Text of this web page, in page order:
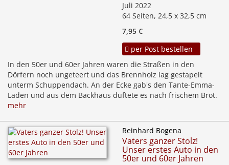
Juli 2022
64 Seiten, 24,5 x 32,5 cm
7,95 €
per Post bestellen
In den 50er und 60er Jahren waren die Straßen in den
Dörfern noch ungeteert und das Brennholz lag gestapelt
unterm Schuppendach. An der Ecke gab's den Tante-Emma-
Laden und aus dem Backhaus duftete es nach frischem Brot.
mehr
Reinhard Bogena
Vaters ganzer Stolz!
Unser erstes Auto in den
50er und 60er Jahren